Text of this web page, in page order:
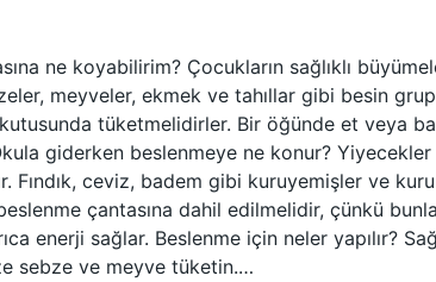
ne koyabilirim? Çocukların sağlıklı
meyveler, ekmek ve tahıllar gibi besin
tüketmelidirler. Bir öğünde et veya
giderken beslenmeye ne konur?
Fındık, ceviz, badem gibi kuruyemişler ve
çantasına dahil edilmelidir, çünkü
enerji sağlar. Beslenme için neler yapılır?
sebze ve meyve tüketin.…